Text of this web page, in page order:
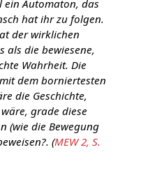
ein Automaton, das
hat ihr zu folgen.
der wirklichen
als die bewiesene,
Wahrheit. Die
dem borniertesten
die Geschichte,
grade diese
(wie die Bewegung
(MEW 2, S.